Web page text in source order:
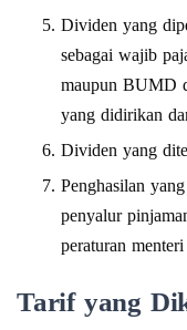
Dividen yang
sebagai wajib
maupun BUMD
yang didirikan
Dividen yang
Penghasilan
penyalur
peraturan
Tarif yang